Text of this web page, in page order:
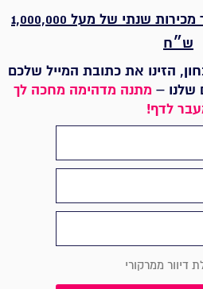
מיועד לעסקים עם מחזור מכירות שנתי של מעל 1,000,000
ש״ח
הזינו את כתובת המייל שלכם
שלנו – מתנה מדהימה מחכה לך
לדף!
דיוור ממרקורי